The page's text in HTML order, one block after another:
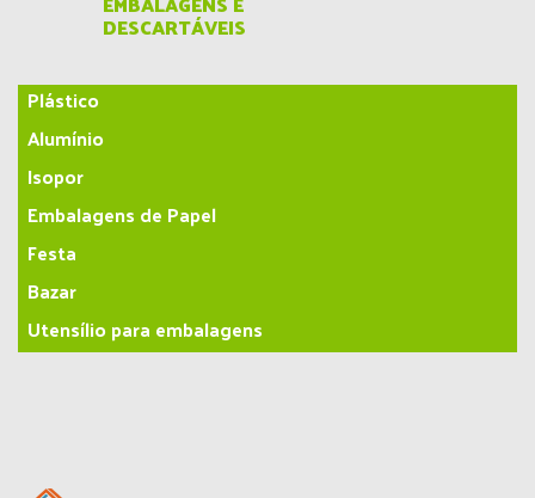
DESCARTÁVEIS
Plástico
Alumínio
Isopor
Embalagens de Papel
Festa
Bazar
Utensílio para embalagens